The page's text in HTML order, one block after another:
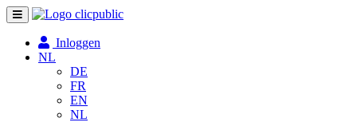
Toggle
navigation
Inloggen
NL
DE
FR
EN
NL